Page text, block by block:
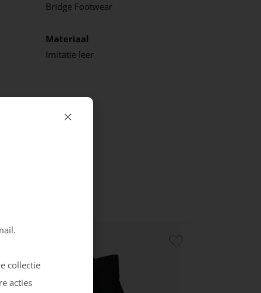
Bridge Footwear
Materiaal
Imitatie leer
collectie
acties